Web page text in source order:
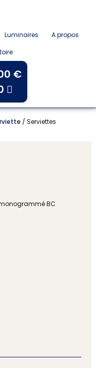
Luminaires
A propos
€
/ Serviettes
BC